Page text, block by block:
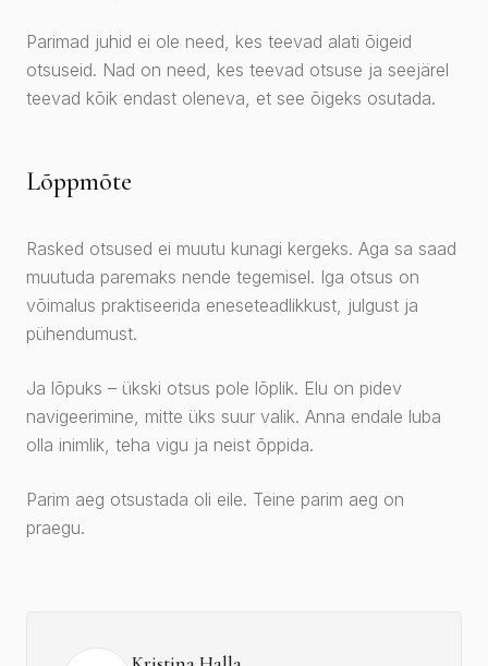
Parimad juhid ei ole need, kes teevad alati õigeid
otsuseid. Nad on need, kes teevad otsuse ja seejärel
teevad kõik endast oleneva, et see õigeks osutada.
Lõppmõte
Rasked otsused ei muutu kunagi kergeks. Aga sa saad
muutuda paremaks nende tegemisel. Iga otsus on
võimalus praktiseerida eneseteadlikkust, julgust ja
pühendumust.
Ja lõpuks – ükski otsus pole lõplik. Elu on pidev
navigeerimine, mitte üks suur valik. Anna endale luba
olla inimlik, teha vigu ja neist õppida.
Parim aeg otsustada oli eile. Teine parim aeg on
praegu.